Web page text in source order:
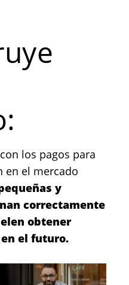
los pagos para
en el mercado
y
correctamente
obtener
el futuro.